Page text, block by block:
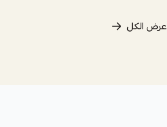
عرض الكل